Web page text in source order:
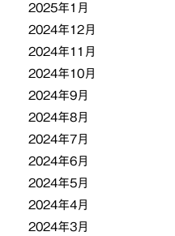
2025年1月
2024年12月
2024年11月
2024年10月
2024年9月
2024年8月
2024年7月
2024年6月
2024年5月
2024年4月
2024年3月